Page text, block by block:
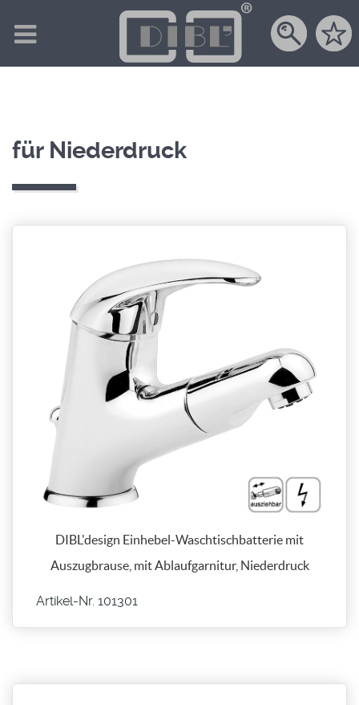
für Niederdruck
DIBL'design Einhebel-Waschtischbatterie mit
Auszugbrause, mit Ablaufgarnitur, Niederdruck
Artikel-Nr. 101301